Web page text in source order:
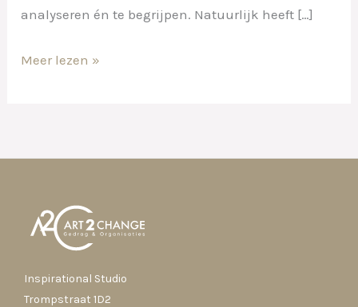
analyseren én te begrijpen. Natuurlijk heeft […]
Meer lezen »
Inspirational Studio
Trompstraat 1D2